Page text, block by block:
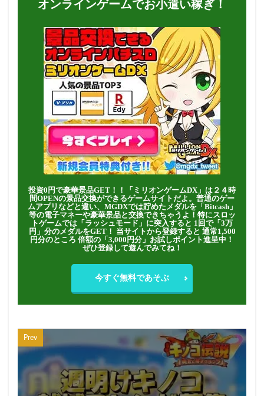
オンラインゲームでお小遣い稼ぎ！
投資0円で豪華景品GET！！「ミリオンゲームDX」は２４時
間OPENの景品交換ができるゲームサイトだよ。普通のゲー
ムアプリなどと違い、MGDXでは貯めたメダルを「Bitcash」
等の電子マネーや豪華景品と交換できちゃうよ！特にスロッ
トゲームでは「ラッシュモード」に突入すると 1回で「3万
円」分のメダルをGET！ 当サイトから登録すると 通常1,500
円分のところ 倍額の「3,000円分」お試しポイント進呈中！
ぜひ登録して遊んでみてね！
今すぐ無料であそぶ
Prev